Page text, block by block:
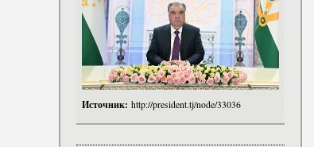
Источник: http://president.tj/node/33036